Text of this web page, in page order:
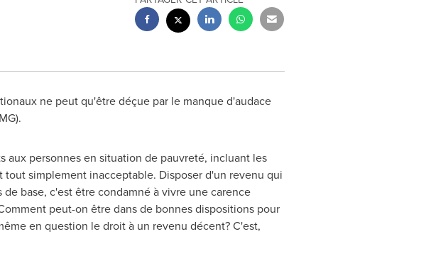
ne peut qu'être déçue par le manque d'audace
aux personnes en situation de pauvreté, incluant les
simplement inacceptable. Disposer d'un revenu qui
base, c'est être condamné à vivre une carence
peut-on être dans de bonnes dispositions pour
en question le droit à un revenu décent? C'est,